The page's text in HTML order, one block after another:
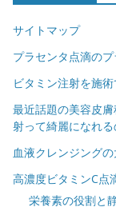
サイトマップ
プラセンタ点滴の
ビタミン注射を施
最近話題の美容皮
射って綺麗になれる
血液クレンジング
高濃度ビタミンC点
栄養素の役割と